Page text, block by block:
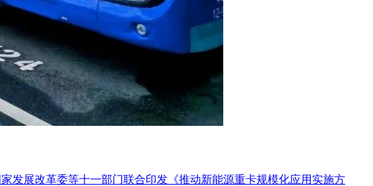
发展改革委等十一部门联合印发《推动新能源重卡规模化应用实施方